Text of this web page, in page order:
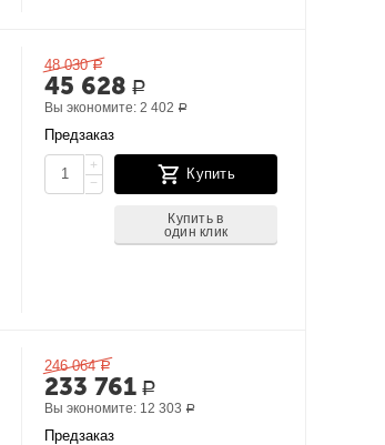
48 030 Р
45 628 Р
Вы экономите:2 402 Р
Предзаказ
+
−
Купить
Купить в
один клик
246 064 Р
233 761 Р
Вы экономите: 12 303 Р
Предзаказ